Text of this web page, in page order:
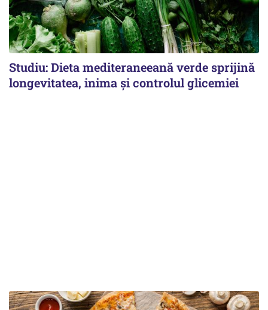
Studiu: Dieta mediteraneeană verde sprijină
longevitatea, inima și controlul glicemiei